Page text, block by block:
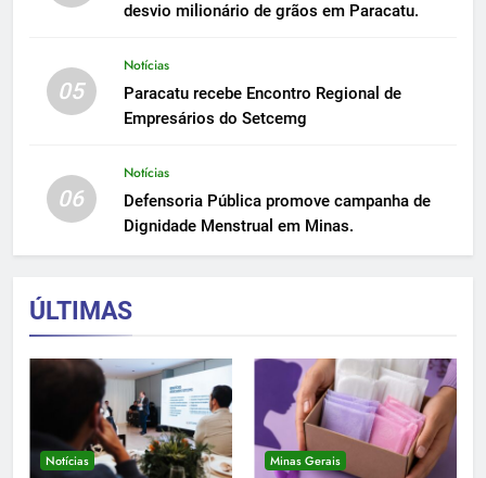
desvio milionário de grãos em Paracatu.
05
Notícias
Paracatu recebe Encontro Regional de
Empresários do Setcemg
06
Notícias
Defensoria Pública promove campanha de
Dignidade Menstrual em Minas.
ÚLTIMAS
Notícias Minas Gerais